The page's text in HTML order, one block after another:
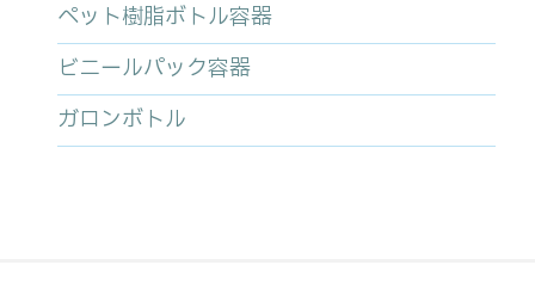
ペット樹脂ボトル容器
ビニールパック容器
ガロンボトル